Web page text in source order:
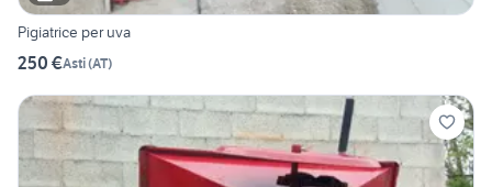
Pigiatrice per uva
250 €Asti(AT)